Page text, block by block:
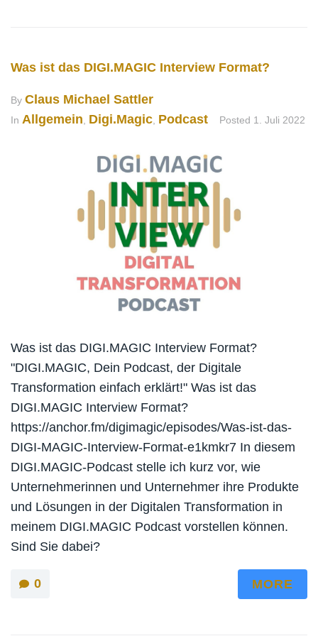
Was ist das DIGI.MAGIC Interview Format?
By Claus Michael Sattler
In Allgemein Digi.Magic Podcast Posted 1. Juli 2022
Was ist das DIGI.MAGIC Interview Format?
"DIGI.MAGIC, Dein Podcast, der Digitale
Transformation einfach erklärt!" Was ist das
DIGI.MAGIC Interview Format?
https://anchor.fm/digimagic/episodes/Was-ist-das-
DIGI-MAGIC-Interview-Format-e1kmkr7 In diesem
DIGI.MAGIC-Podcast stelle ich kurz vor, wie
Unternehmerinnen und Unternehmer ihre Produkte
und Lösungen in der Digitalen Transformation in
meinem DIGI.MAGIC Podcast vorstellen können.
Sind Sie dabei?
0 MORE